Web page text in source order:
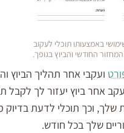
באמצעותו תוכלי לעקוב
החודשי והביוץ בגופך.
ועקבי אחר תהליך הביוץ
אחר ביוץ יעזור לך לקבל
שלך, וכך תוכלי לדעת בדיוק
שלך בכל חודש.